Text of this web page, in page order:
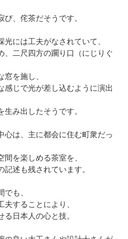
、侘茶だそうです。
には工夫がなされていて、
、二尺四方の躙り口（にじりぐ
を施し、
感じで光が差し込むように演出
み出したそうです。
心は、主に都会に住む町衆だっ
を楽しめる茶室を、
述も残されています。
でも、
夫することにより、
日本人の心と技。